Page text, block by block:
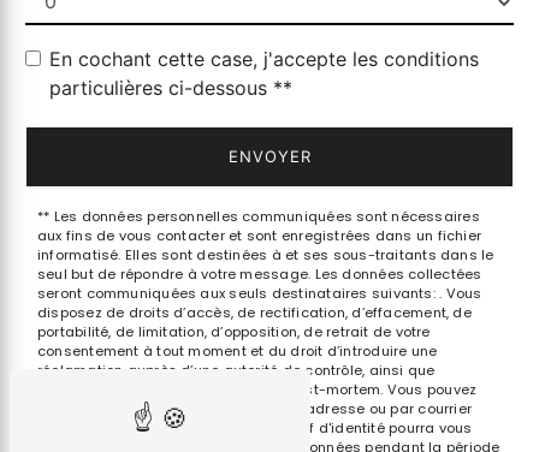
En cochant cette case, j'accepte les conditions
particulières ci-dessous **
ENVOYER
** Les données personnelles communiquées sont nécessaires
aux fins de vous contacter et sont enregistrées dans un fichier
informatisé. Elles sont destinées à et ses sous-traitants dans le
seul but de répondre à votre message. Les données collectées
seront communiquées aux seuls destinataires suivants: . Vous
disposez de droits d’accès, de rectification, d’effacement, de
portabilité, de limitation, d’opposition, de retrait de votre
consentement à tout moment et du droit d’introduire une
réclamation auprès d’une autorité de contrôle, ainsi que
d’organiser le sort de vos données post-mortem. Vous pouvez
exercer ces droits par voie postale à l'adresse ou par courrier
électronique à l'adresse . Un justificatif d'identité pourra vous
être demandé. Nous conservons vos données pendant la période